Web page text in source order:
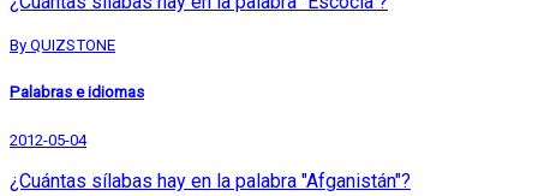
By QUIZSTONE
Palabras e idiomas
2012-05-04
¿Cuántas sílabas hay en la palabra "Afganistán"?